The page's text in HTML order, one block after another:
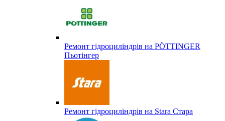
Ремонт гідроциліндрів на PÖTTINGER
Пьотінгер
Ремонт гідроциліндрів на Stara Стара